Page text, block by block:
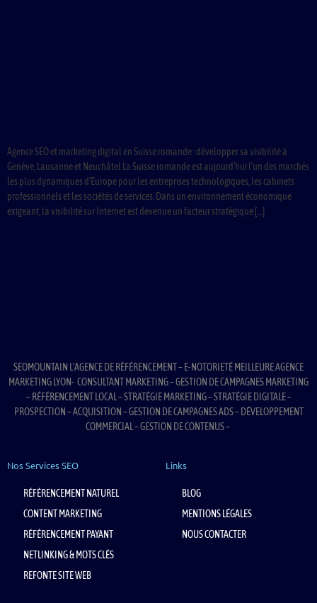
Agence SEO et marketing digital en Suisse romande : développer sa visibilité à
Genève, Lausanne et Neuchâtel La Suisse romande est aujourd’hui l’un des marchés
les plus dynamiques d’Europe pour les entreprises technologiques, les cabinets
professionnels et les sociétés de services. Dans un environnement économique
exigeant, la visibilité sur Internet est devenue un facteur stratégique […]
SEOMOUNTAIN L’AGENCE DE RÉFÉRENCEMENT – E-NOTORIETÉ MEILLEURE AGENCE
MARKETING LYON- CONSULTANT MARKETING – GESTION DE CAMPAGNES MARKETING
– RÉFÉRENCEMENT LOCAL – STRATÉGIE MARKETING – STRATÉGIE DIGITALE –
PROSPECTION – ACQUISITION – GESTION DE CAMPAGNES ADS – DÉVELOPPEMENT
COMMERCIAL – GESTION DE CONTENUS –
Nos Services SEO
RÉFÉRENCEMENT NATUREL
CONTENT MARKETING
RÉFÉRENCEMENT PAYANT
NETLINKING & MOTS CLÉS
REFONTE SITE WEB
Links
BLOG
MENTIONS LÉGALES
NOUS CONTACTER